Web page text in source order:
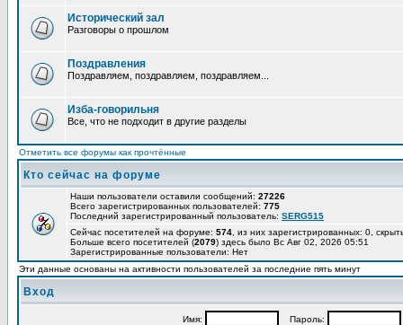
Исторический зал
Разговоры о прошлом
Поздравления
Поздравляем, поздравляем, поздравляем...
Изба-говорильня
Все, что не подходит в другие разделы
Отметить все форумы как прочтённые
Кто сейчас на форуме
Наши пользователи оставили сообщений: 27226
Всего зарегистрированных пользователей: 775
Последний зарегистрированный пользователь: SERG515
Сейчас посетителей на форуме: 574 , из них зарегистрированных: 0,
Больше всего посетителей (2079) здесь было Вс Авг 02, 2026 05:51
Зарегистрированные пользователи: Нет
Эти данные основаны на активности пользователей за последние пять минут
Вход
Имя: Пароль: